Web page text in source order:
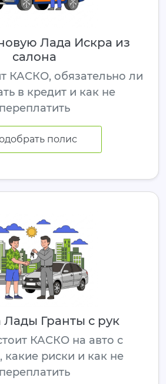
Лада Искра из
салона
КАСКО, обязательно ли
в кредит и как не
переплатить
полис
Лады Гранты с рук
КАСКО на авто с
какие риски и как не
переплатить